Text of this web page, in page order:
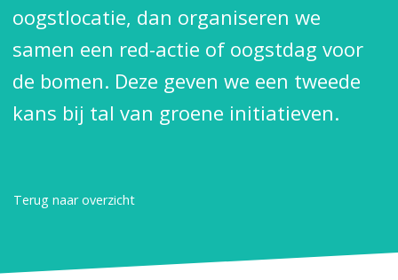
oogstlocatie, dan organiseren we
samen een red-actie of oogstdag voor
de bomen. Deze geven we een tweede
kans bij tal van groene initiatieven.
Terug naar overzicht